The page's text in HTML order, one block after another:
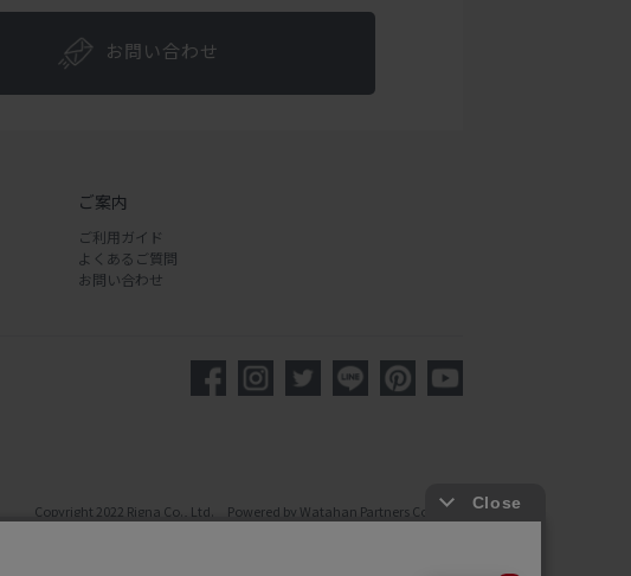
お問い合わせ
ご案内
ご利用ガイド
よくあるご質問
お問い合わせ
Copyright 2022 Rigna Co., Ltd. Powered by Watahan Partners Co., Ltd.